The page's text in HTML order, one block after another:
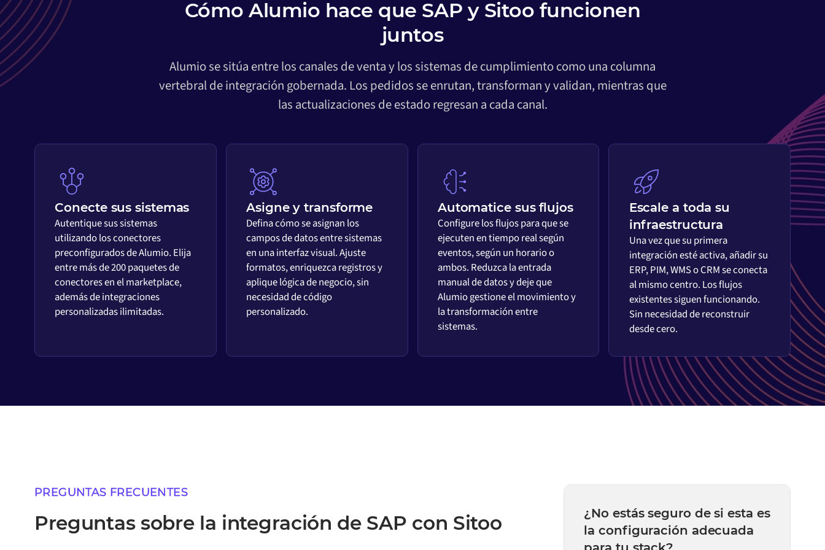
Cómo Alumio hace que SAP y Sitoo funcionen
juntos
Alumio se sitúa entre los canales de venta y los sistemas de cumplimiento como una columna
vertebral de integración gobernada. Los pedidos se enrutan, transforman y validan, mientras que
las actualizaciones de estado regresan a cada canal.
Conecte sus sistemas
Autentique sus sistemas
utilizando los conectores
preconfigurados de Alumio. Elija
entre más de 200 paquetes de
conectores en el marketplace,
además de integraciones
personalizadas ilimitadas.
Asigne y transforme
Defina cómo se asignan los
campos de datos entre sistemas
en una interfaz visual. Ajuste
formatos, enriquezca registros y
aplique lógica de negocio, sin
necesidad de código
personalizado.
Automatice sus flujos
Configure los flujos para que se
ejecuten en tiempo real según
eventos, según un horario o
ambos. Reduzca la entrada
manual de datos y deje que
Alumio gestione el movimiento y
la transformación entre
sistemas.
Escale a toda su
infraestructura
Una vez que su primera
integración esté activa, añadir su
ERP, PIM, WMS o CRM se conecta
al mismo centro. Los flujos
existentes siguen funcionando.
Sin necesidad de reconstruir
desde cero.
PREGUNTAS FRECUENTES
Preguntas sobre la integración de SAP con Sitoo
¿No estás seguro de si esta es
la configuración adecuada